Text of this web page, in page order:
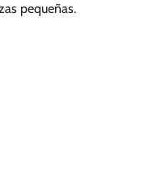
pequeñas.